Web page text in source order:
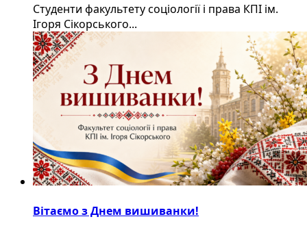
Студенти факультету соціології і права КПІ ім.
Ігоря Сікорського...
Вітаємо з Днем вишиванки!